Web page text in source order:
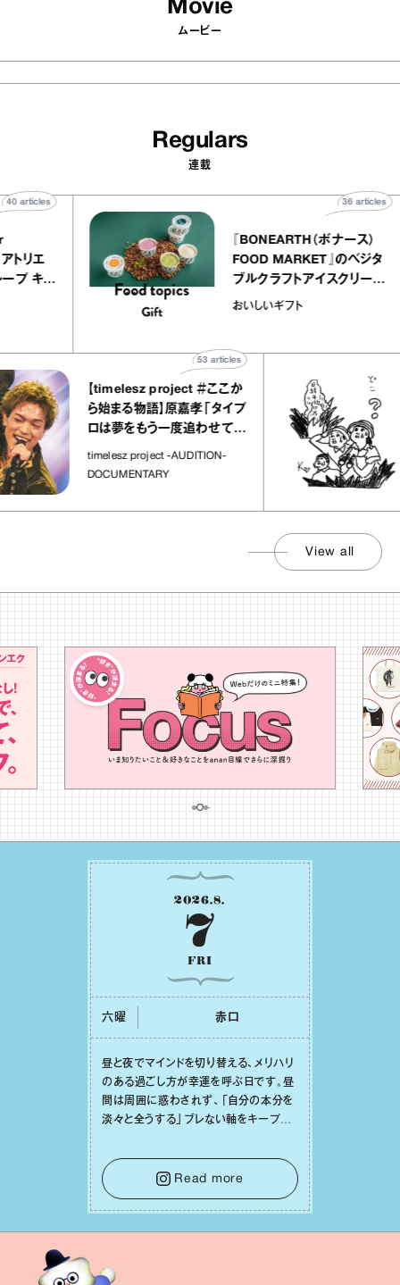
Movie
ムービー
Regulars
連載
atelier
リー アトリエ
ルクレープ キャ
40 articles
『BONEARTH（ボナー
FOOD MARKET』のベ
ブルクラフトアイスク
｜真野知子の「おいし
おいしいギフト
36
【timelesz project ＃ここか
ら始まる物語】原嘉孝「タイプ
ロは夢をもう一度追わせてく
れた場所」
timelesz project -AUDITION-
DOCUMENTARY
articles
View all
2026.8.
7
FRI
六曜 ⾚⼝
昼と夜でマインドを切り替える、メリハリ
のある過ごし⽅が幸運を呼ぶ⽇です。昼
間は周囲に惑わされず、「⾃分の本分を
淡々と全うする」ブレない軸をキープし
⾔葉に流されないよう、⼼にしっかりブ
レーキをかけること。この意識の切り替
えが、あなたに確かな安⼼感をもたらす
はずです。
Read more